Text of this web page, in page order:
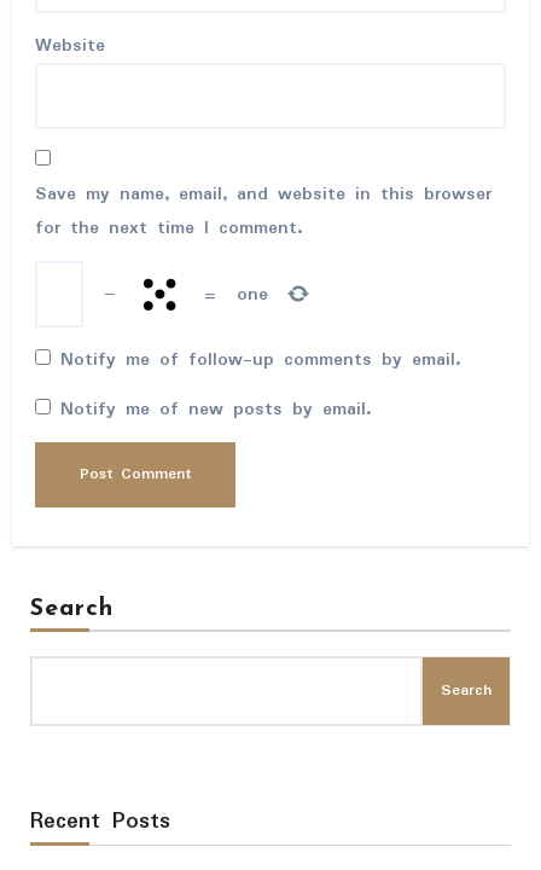
Website
Save my name, email, and website in this browser
for the next time I comment.
− = one
Notify me of follow-up comments by email.
Notify me of new posts by email.
Search
Search
Recent Posts